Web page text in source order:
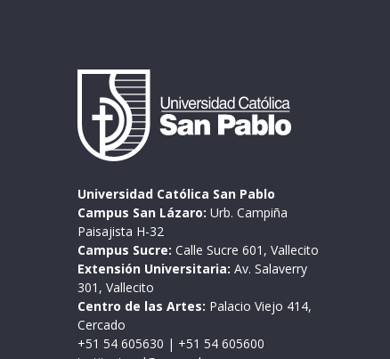
Universidad Católica San Pablo
Campus San Lázaro: Urb. Campiña
Paisajista H-32
Campus Sucre: Calle Sucre 601, Vallecito
Extensión Universitaria: Av. Salaverry
301, Vallecito
Centro de las Artes: Palacio Viejo 414,
Cercado
+51 54 605630 | +51 54 605600